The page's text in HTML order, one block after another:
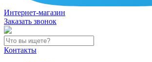
Интернет-магазин
Заказать звонок
Контакты